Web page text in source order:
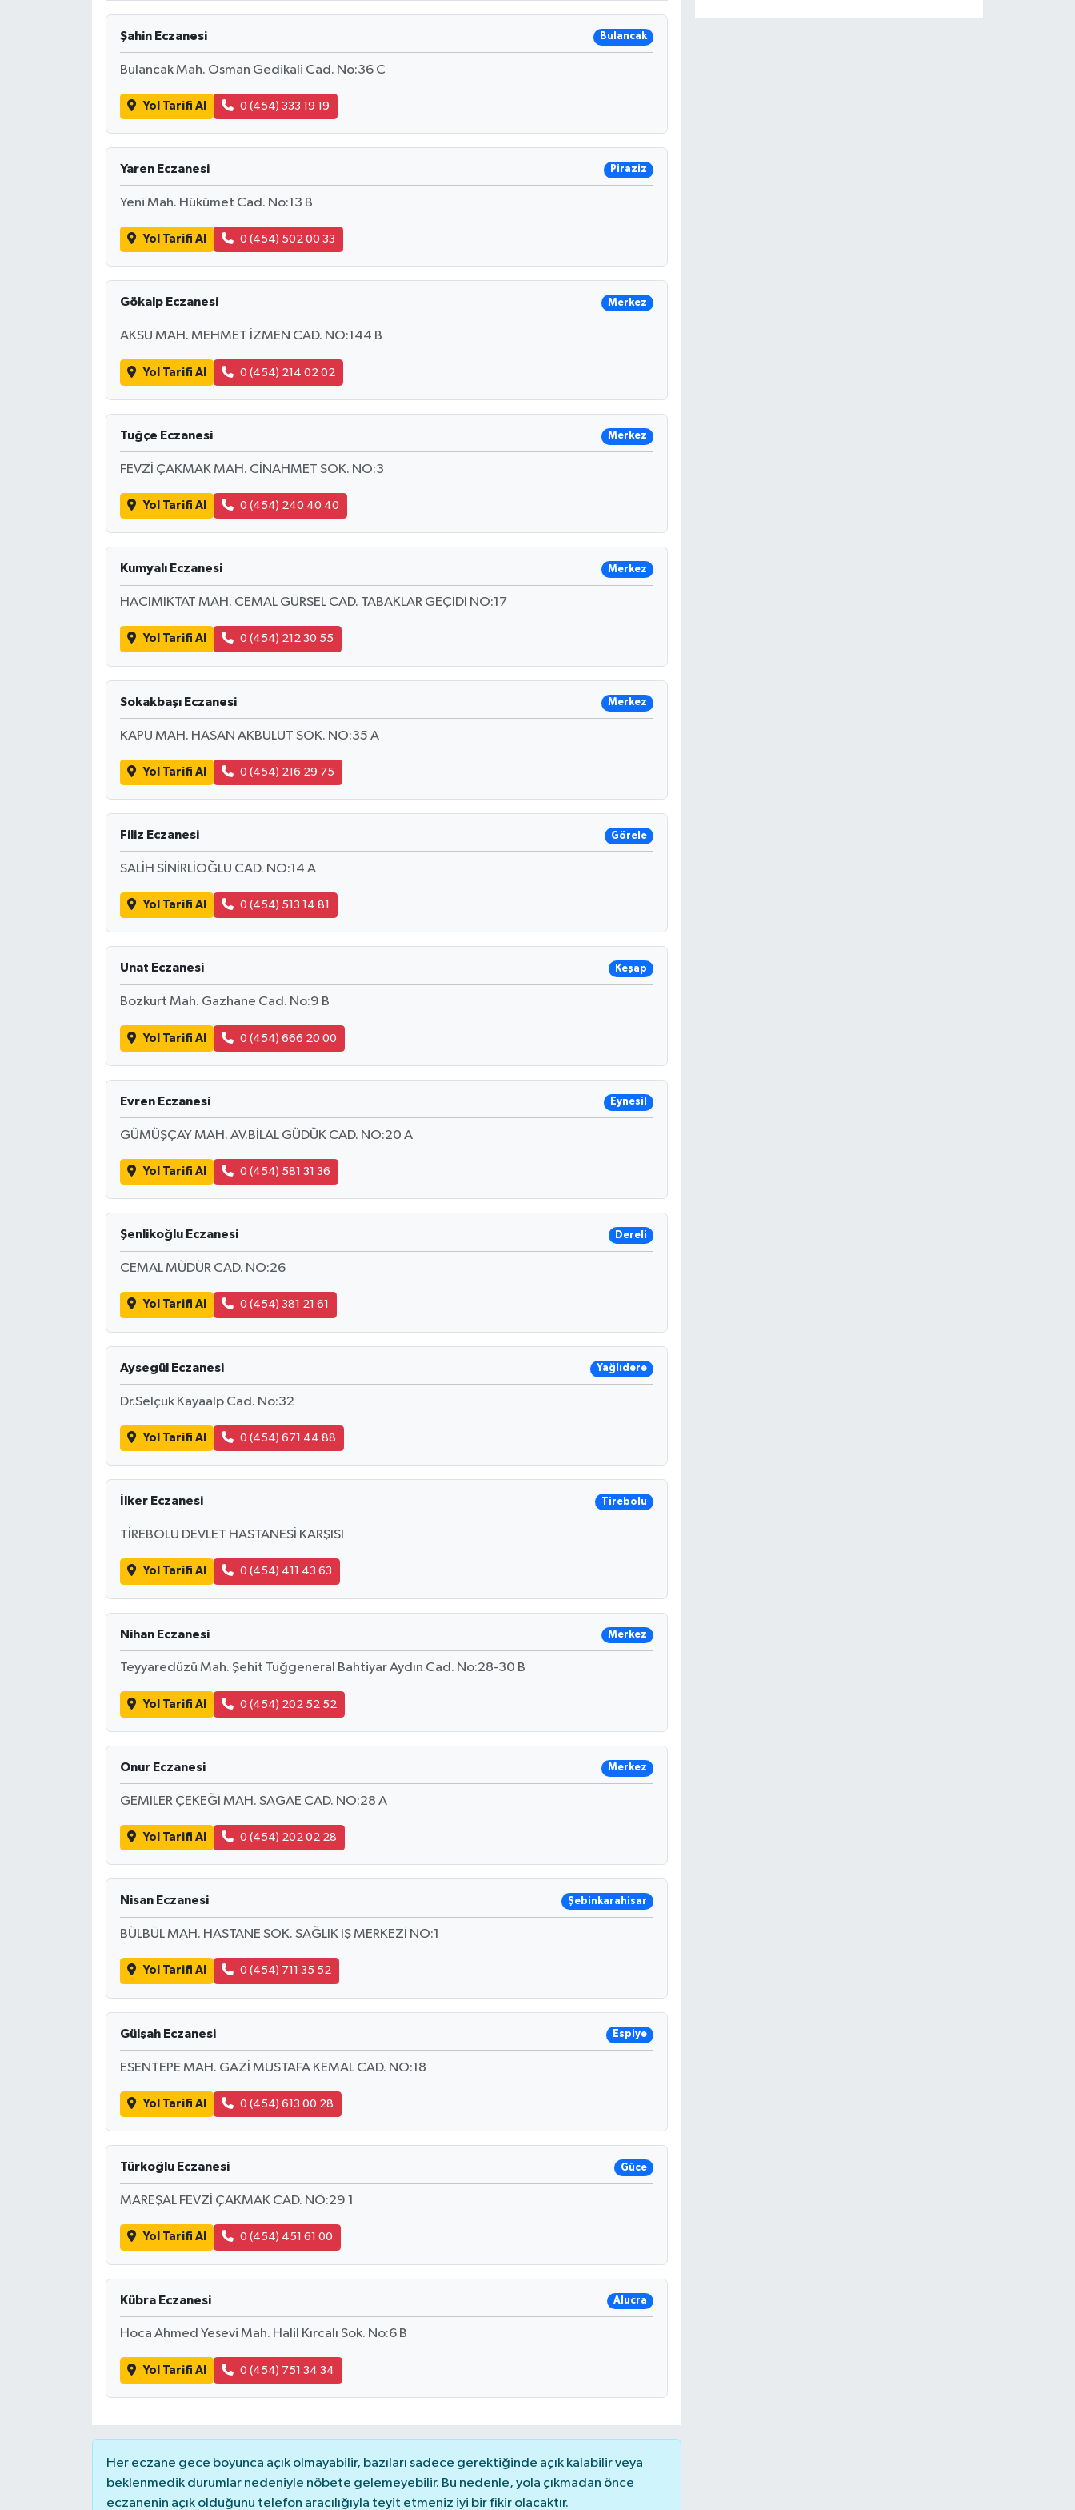
Şahin Eczanesi Bulancak
Bulancak Mah. Osman Gedikali Cad. No:36 C
Yol Tarifi Al 0 (454) 333 19 19
Yaren Eczanesi Piraziz
Yeni Mah. Hükümet Cad. No:13 B
Yol Tarifi Al 0 (454) 502 00 33
Gökalp Eczanesi Merkez
AKSU MAH. MEHMET İZMEN CAD. NO:144 B
Yol Tarifi Al 0 (454) 214 02 02
Tuğçe Eczanesi Merkez
FEVZİ ÇAKMAK MAH. CİNAHMET SOK. NO:3
Yol Tarifi Al 0 (454) 240 40 40
Kumyalı Eczanesi Merkez
HACIMİKTAT MAH. CEMAL GÜRSEL CAD. TABAKLAR GEÇİDİ NO:17
Yol Tarifi Al 0 (454) 212 30 55
Sokakbaşı Eczanesi Merkez
KAPU MAH. HASAN AKBULUT SOK. NO:35 A
Yol Tarifi Al 0 (454) 216 29 75
Filiz Eczanesi Görele
SALİH SİNİRLİOĞLU CAD. NO:14 A
Yol Tarifi Al 0 (454) 513 14 81
Unat Eczanesi Keşap
Bozkurt Mah. Gazhane Cad. No:9 B
Yol Tarifi Al 0 (454) 666 20 00
Evren Eczanesi Eynesil
GÜMÜŞÇAY MAH. AV.BİLAL GÜDÜK CAD. NO:20 A
Yol Tarifi Al 0 (454) 581 31 36
Şenlikoğlu Eczanesi Dereli
CEMAL MÜDÜR CAD. NO:26
Yol Tarifi Al 0 (454) 381 21 61
Aysegül Eczanesi Yağlıdere
Dr.Selçuk Kayaalp Cad. No:32
Yol Tarifi Al 0 (454) 671 44 88
İlker Eczanesi Tirebolu
TİREBOLU DEVLET HASTANESİ KARŞISI
Yol Tarifi Al 0 (454) 411 43 63
Nihan Eczanesi Merkez
Teyyaredüzü Mah. Şehit Tuğgeneral Bahtiyar Aydın Cad. No:28-30 B
Yol Tarifi Al 0 (454) 202 52 52
Onur Eczanesi Merkez
GEMİLER ÇEKEĞİ MAH. SAGAE CAD. NO:28 A
Yol Tarifi Al 0 (454) 202 02 28
Nisan Eczanesi Şebinkarahisar
BÜLBÜL MAH. HASTANE SOK. SAĞLIK İŞ MERKEZİ NO:1
Yol Tarifi Al 0 (454) 711 35 52
Gülşah Eczanesi Espiye
ESENTEPE MAH. GAZİ MUSTAFA KEMAL CAD. NO:18
Yol Tarifi Al 0 (454) 613 00 28
Türkoğlu Eczanesi Güce
MAREŞAL FEVZİ ÇAKMAK CAD. NO:29 1
Yol Tarifi Al 0 (454) 451 61 00
Kübra Eczanesi Alucra
Hoca Ahmed Yesevi Mah. Halil Kırcalı Sok. No:6 B
Yol Tarifi Al 0 (454) 751 34 34
Her eczane gece boyunca açık olmayabilir, bazıları sadece gerektiğinde açık kalabilir veya
beklenmedik durumlar nedeniyle nöbete gelemeyebilir. Bu nedenle, yola çıkmadan önce
eczanenin açık olduğunu telefon aracılığıyla teyit etmeniz iyi bir fikir olacaktır.